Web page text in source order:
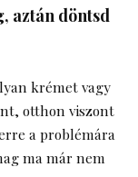
aztán döntsd
krémet vagy
otthon viszont
a problémára
ma már nem